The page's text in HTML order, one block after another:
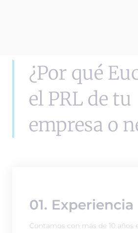
¿Por qué
el PRL de tu
empresa o
01. Experiencia
Contamos con más de 10 años